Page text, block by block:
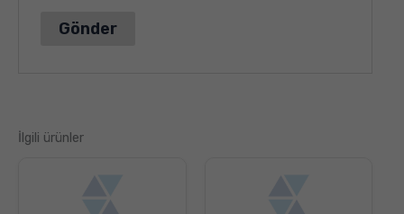
İlgili ürünler